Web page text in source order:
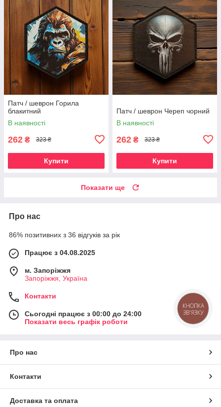
Патч / шеврон Горила
блакитний
В наявності
262 ₴ 323 ₴
Купити
Патч / шеврон Череп чорний
В наявності
262 ₴ 323 ₴
Купити
Показати ще
Про нас
86% позитивних з 36 відгуків за рік
Працює з 04.08.2025
м. Запоріжжя
Запоріжжя, Україна
Контакти
Сьогодні працює з 00:00 до 24:00
Показати весь графік роботи
Про нас
Контакти
Доставка та оплата
КНОПКА
ЗВ'ЯЗКУ